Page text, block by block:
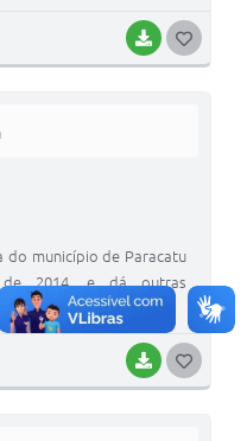
BAIXAR
BAIXAR
do município de Paracatu
de 2014, e dá outras